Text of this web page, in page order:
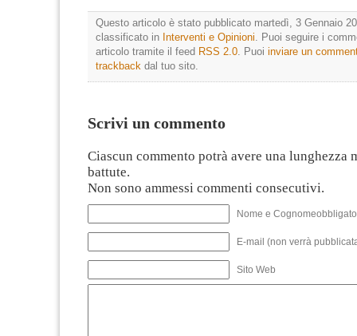
Questo articolo è stato pubblicato martedì, 3 Gennaio
classificato in Interventi e Opinioni. Puoi seguire i
articolo tramite il feed RSS 2.0. Puoi inviare un
trackback dal tuo sito.
Scrivi un commento
Ciascun commento potrà avere una lunghezza
battute.
Non sono ammessi commenti consecutivi.
Nome e
E-mail (non verrà
Sito Web